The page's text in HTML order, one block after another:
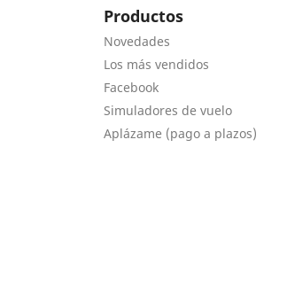
Productos
Novedades
Los más vendidos
Facebook
Simuladores de vuelo
Aplázame (pago a plazos)